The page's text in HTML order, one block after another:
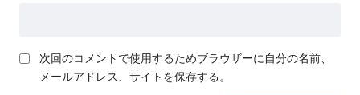
次回のコメントで使用するためブラウザーに自分の名前、
メールアドレス、サイトを保存する。